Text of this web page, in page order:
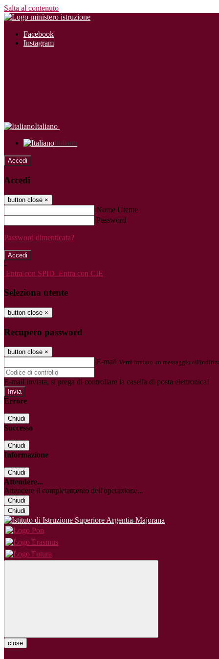
Salta al contenuto
Facebook
Instagram
Italiano
Italiano
Accedi
Accedi
button close ×
Nome Utente
Password
Password dimenticata?
-
Entra con SPID Entra con CIE
Seleziona utente
button close ×
Recupero password
button close ×
E-mail Verrà inviato un messaggio
E-mail inviata, si prega di controllare la casella di posta elettronica!
Errore
Chiudi
Successo
Chiudi
Informazione
Chiudi
Attendere...
Attendere il completamento dell'operazione...
Chiudi
Chiudi
close